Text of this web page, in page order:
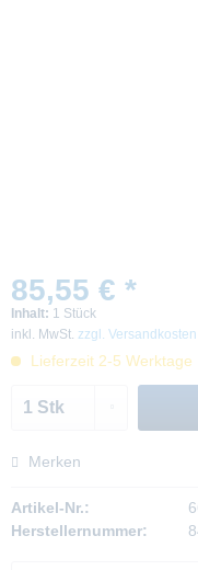
85,55 € *
Inhalt: 1 Stück
inkl. MwSt. zzgl. Versandkosten
Lieferzeit 2-5 Werktage
Merken
Artikel-Nr.:
Herstellernummer: